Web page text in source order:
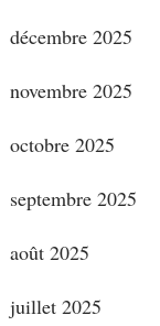
décembre 2025
novembre 2025
octobre 2025
septembre 2025
août 2025
juillet 2025